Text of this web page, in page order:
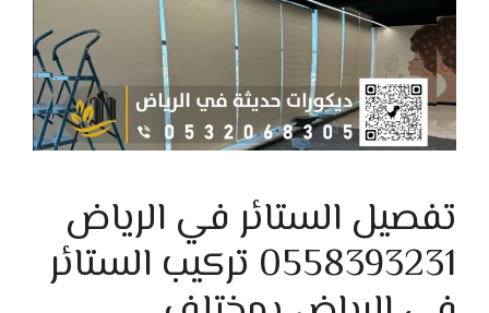
تفصيل الستائر في الرياض
0558393231 تركيب الستائر